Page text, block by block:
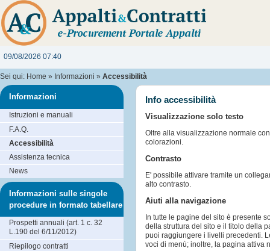
09/08/2026 07:40
Sei qui: Home » Informazioni » Accessibilità
Info accessibilità
Visualizzazione solo testo
Oltre alla visualizzazione normale
colorazioni.
Contrasto
E' possibile attivare tramite un
alto contrasto.
Aiuti alla navigazione
In tutte le pagine del sito è presente
della struttura del sito e il titolo della
puoi raggiungere i livelli precedenti.
voci di menù; inoltre, la pagina attiva
Informazioni
Istruzioni e manuali
F.A.Q.
Accessibilità
Assistenza tecnica
News
Informazioni sulle singole
procedure in formato tabellare
Prospetti annuali (art. 1 c. 32
L.190 del 6/11/2012)
Riepilogo contratti